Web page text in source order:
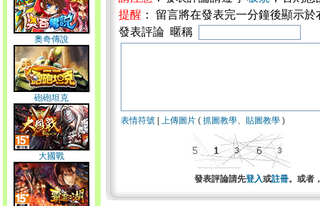
奧奇傳說
砲砲坦克
大國戰
提醒 ： 留言將在發表完一分鐘後顯示
發表評論 暱稱
表情符號 上傳圖片 ( 抓圖教學、 貼圖教學 )
發表評論請先登入或註冊。或者